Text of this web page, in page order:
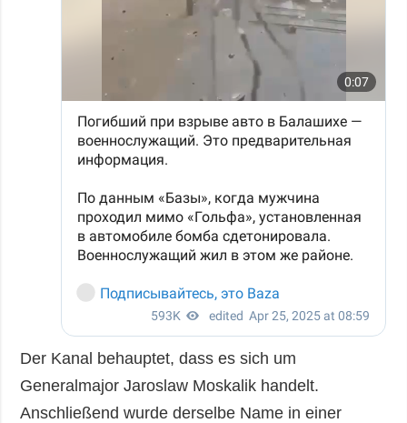
Der Kanal behauptet, dass es sich um
Generalmajor Jaroslaw Moskalik handelt.
Anschließend wurde derselbe Name in einer